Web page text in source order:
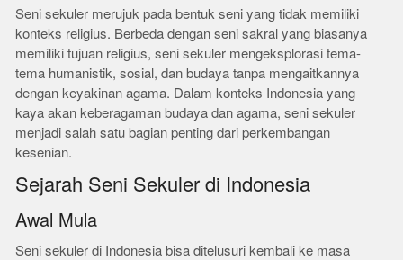
Seni sekuler merujuk pada bentuk seni yang tidak memiliki
konteks religius. Berbeda dengan seni sakral yang biasanya
memiliki tujuan religius, seni sekuler mengeksplorasi tema-
tema humanistik, sosial, dan budaya tanpa mengaitkannya
dengan keyakinan agama. Dalam konteks Indonesia yang
kaya akan keberagaman budaya dan agama, seni sekuler
menjadi salah satu bagian penting dari perkembangan
kesenian.
Sejarah Seni Sekuler di Indonesia
Awal Mula
Seni sekuler di Indonesia bisa ditelusuri kembali ke masa